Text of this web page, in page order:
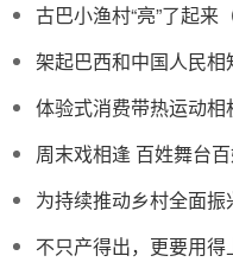
古巴小渔村“亮”了起来
架起巴西和中国人民相
体验式消费带热运动相
周末戏相逢 百姓舞台百
为持续推动乡村全面振
不只产得出，更要用得